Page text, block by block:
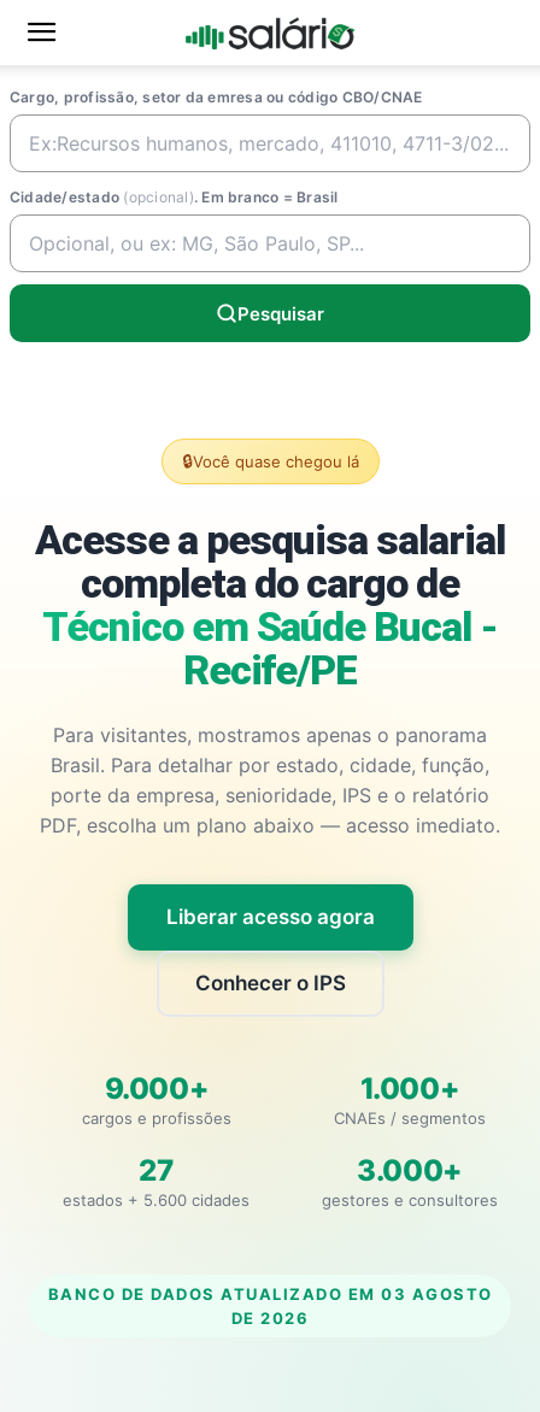
Cargo, profissão, setor da emresa ou código CBO/CNAE
Cidade/estado (opcional). Em branco = Brasil
Pesquisar
🔒Você quase chegou lá
Acesse a pesquisa salarial
completa do cargo de
Técnico em Saúde Bucal -
Recife/PE
Para visitantes, mostramos apenas o panorama
Brasil. Para detalhar por estado, cidade, função,
porte da empresa, senioridade, IPS e o relatório
PDF, escolha um plano abaixo — acesso imediato.
Liberar acesso agora
Conhecer o IPS
9.000+
cargos e profissões
1.000+
CNAEs / segmentos
27
estados + 5.600 cidades
3.000+
gestores e consultores
BANCO DE DADOS ATUALIZADO EM 03 AGOSTO
DE 2026